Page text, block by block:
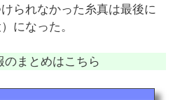
られなかった糸真は最後に
になった。
のまとめはこちら